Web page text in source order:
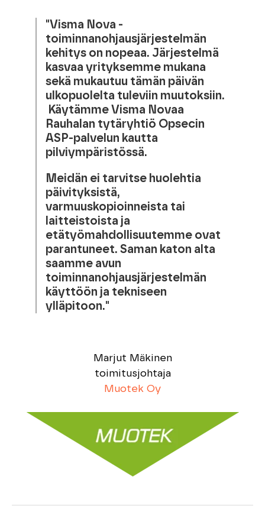
"Visma Nova -
toiminnanohjausjärjestelmän
kehitys on nopeaa. Järjestelmä
kasvaa yrityksemme mukana
sekä mukautuu tämän päivän
ulkopuolelta tuleviin muutoksiin.
Käytämme Visma Novaa
Rauhalan tytäryhtiö Opsecin
ASP-palvelun kautta
pilviympäristössä.
Meidän ei tarvitse huolehtia
päivityksistä,
varmuuskopioinneista tai
laitteistoista ja
etätyömahdollisuutemme ovat
parantuneet. Saman katon alta
saamme avun
toiminnanohjausjärjestelmän
käyttöön ja tekniseen
ylläpitoon."
Marjut Mäkinen
toimitusjohtaja
Muotek Oy